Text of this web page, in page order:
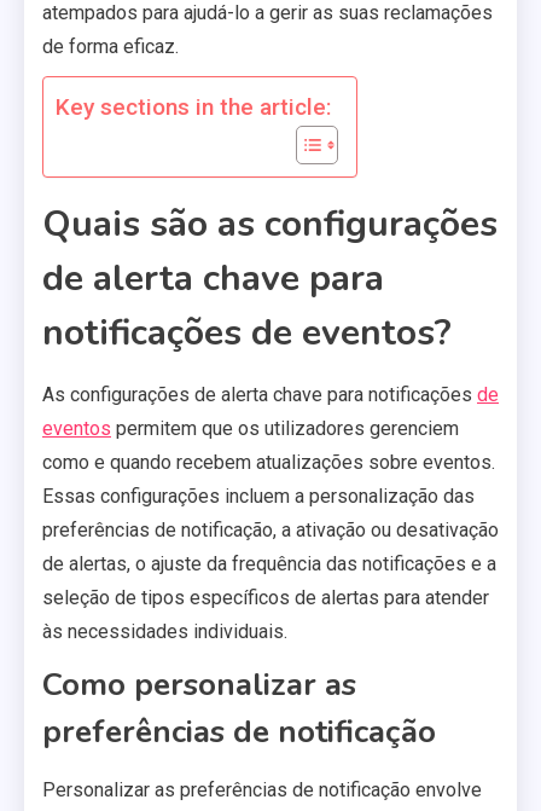
atempados para ajudá-lo a gerir as suas reclamações
de forma eficaz.
Key sections in the article:
Quais são as configurações
de alerta chave para
notificações de eventos?
As configurações de alerta chave para notificações de
eventos permitem que os utilizadores gerenciem
como e quando recebem atualizações sobre eventos.
Essas configurações incluem a personalização das
preferências de notificação, a ativação ou desativação
de alertas, o ajuste da frequência das notificações e a
seleção de tipos específicos de alertas para atender
às necessidades individuais.
Como personalizar as
preferências de notificação
Personalizar as preferências de notificação envolve